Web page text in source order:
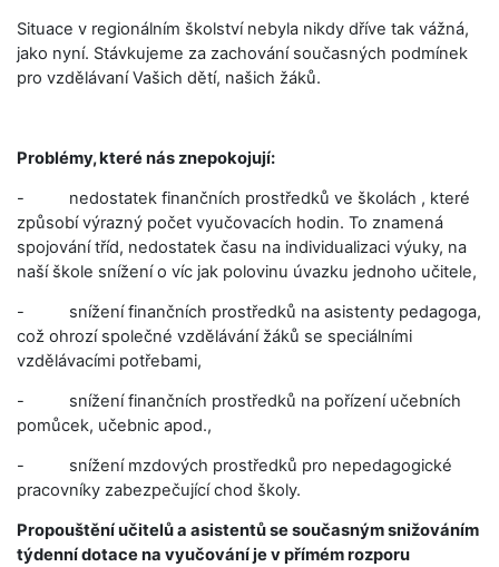
Situace v regionálním školství nebyla nikdy dříve tak vážná,
jako nyní. Stávkujeme za zachování současných podmínek
pro vzdělávaní Vašich dětí, našich žáků.
Problémy, které nás znepokojují:
- nedostatek finančních prostředků ve školách , které
způsobí výrazný počet vyučovacích hodin. To znamená
spojování tříd, nedostatek času na individualizaci výuky, na
naší škole snížení o víc jak polovinu úvazku jednoho učitele,
- snížení finančních prostředků na asistenty pedagoga,
což ohrozí společné vzdělávání žáků se speciálními
vzdělávacími potřebami,
- snížení finančních prostředků na pořízení učebních
pomůcek, učebnic apod.,
- snížení mzdových prostředků pro nepedagogické
pracovníky zabezpečující chod školy.
Propouštění učitelů a asistentů se současným snižováním
týdenní dotace na vyučování je v přímém rozporu